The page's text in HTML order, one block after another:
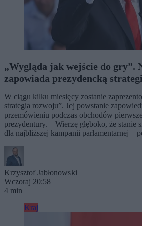
„Wygląda jak wejście do gry”.
zapowiada prezydencką
W ciągu kilku miesięcy zostanie
strategia rozwoju”. Jej powstanie
przemówieniu podczas obchodów
prezydentury. – Wierzę głęboko, że stanie
dla najbliższej kampanii parlamentarnej –
Krzysztof Jabłonowski
Wczoraj 20:58
4 min
Kraj